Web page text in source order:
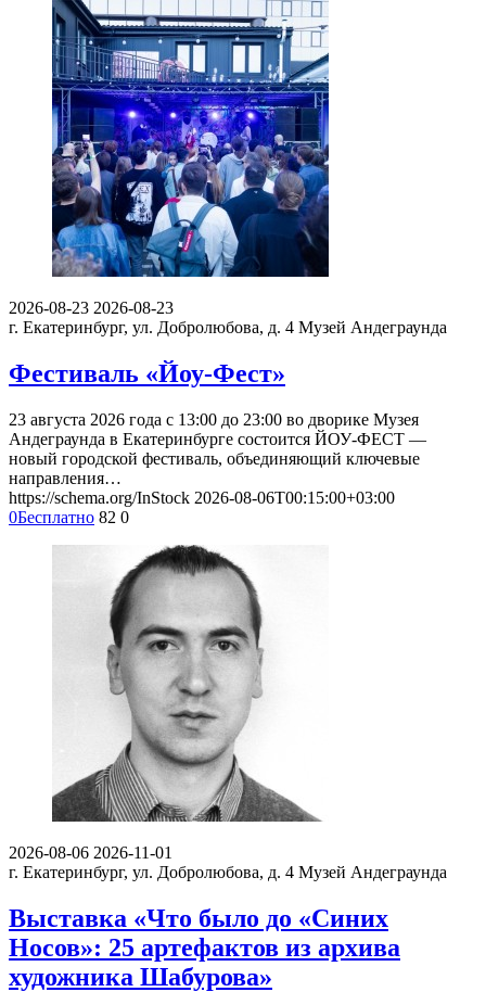
2026-08-23 2026-08-23
г. Екатеринбург, ул. Добролюбова, д. 4 Музей Андеграунда
Фестиваль «Йоу-Фест»
23 августа 2026 года с 13:00 до 23:00 во дворике Музея
Андеграунда в Екатеринбурге состоится ЙОУ-ФЕСТ —
новый городской фестиваль, объединяющий ключевые
направления…
https://schema.org/InStock 2026-08-06T00:15:00+03:00
0Бесплатно 82 0
2026-08-06 2026-11-01
г. Екатеринбург, ул. Добролюбова, д. 4 Музей Андеграунда
Выставка «Что было до «Синих
Носов»: 25 артефактов из архива
художника Шабурова»